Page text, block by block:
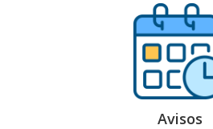
Avisos